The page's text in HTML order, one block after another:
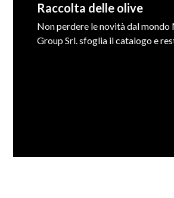
Raccolta delle olive
Non perdere le novità dal
Group Srl. sfoglia il catalogo e